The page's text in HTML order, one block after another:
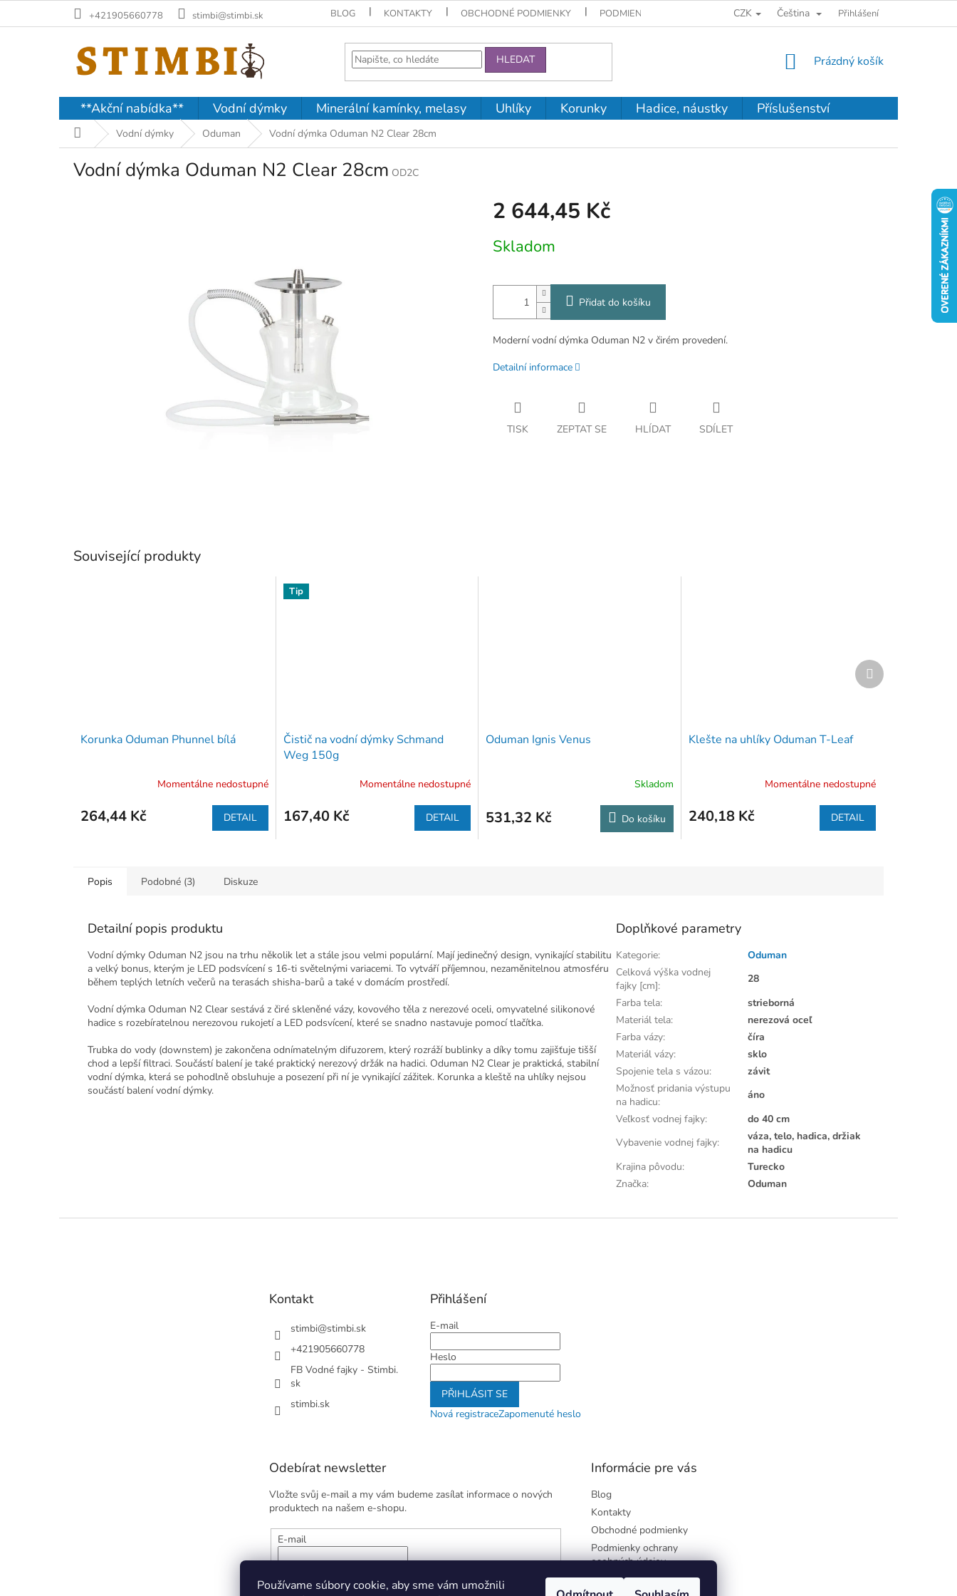
Používame súbory cookie, aby sme vám umožnili
+421905660778 stimbi@stimbi.sk BLOG KONTAKTY OBCHODNÉ PODMIENKY PODMIENKY OCHRANY OSOBNÝCH ÚDAJOV
CZK Čeština Přihlášení
HLEDAT
NÁKUPNÍ
Prázdný košík
**Akční nabídka** Vodní dýmky Minerální kamínky, melasy Uhlíky Korunky Hadice, náustky Příslušenství
Domů Vodní dýmky Oduman Vodní dýmka Oduman N2 Clear 28cm
Vodní dýmka Oduman N2 Clear 28cm OD2C
2 644,45 Kč
cena:
Skladom
Přidat do košíku
Moderní vodní dýmka Oduman N2 v čirém provedení.
Detailní informace
TISK ZEPTAT SE HLÍDAT SDÍLET
Související produkty
Korunka Oduman Phunnel bílá
Momentálne nedostupné
264,44 Kč DETAIL
Tip
Čistič na vodní dýmky Schmand
Weg 150g
Momentálne nedostupné
167,40 Kč DETAIL
Oduman Ignis Venus
Skladom
531,32 Kč Do košíku
Klešte na uhlíky Oduman T-Leaf
Momentálne nedostupné
240,18 Kč DETAIL
Další
produkt
Popis Podobné (3) Diskuze
Detailní popis produktu
Vodní dýmky Oduman N2 jsou na trhu několik let a stále jsou velmi populární. Mají jedinečný design, vynikající stabilitu
a velký bonus, kterým je LED podsvícení s 16-ti světelnými variacemi. To vytváří příjemnou, nezaměnitelnou atmosféru
během teplých letních večerů na terasách shisha-barů a také v domácím prostředí.
Vodní dýmka Oduman N2 Clear sestává z čiré skleněné vázy, kovového těla z nerezové oceli, omyvatelné silikonové
hadice s rozebíratelnou nerezovou rukojetí a LED podsvícení, které se snadno nastavuje pomocí tlačítka.
Trubka do vody (downstem) je zakončena odnímatelným difuzorem, který rozráží bublinky a díky tomu zajišťuje tišší
chod a lepší filtraci. Součástí balení je také praktický nerezový držák na hadici. Oduman N2 Clear je praktická, stabilní
vodní dýmka, která se pohodlně obsluhuje a posezení při ní je vynikající zážitek. Korunka a kleště na uhlíky nejsou
součástí balení vodní dýmky.
Doplňkové parametry
Kategorie:
Oduman
Celková výška vodnej
fajky [cm]:
28
Farba tela:
strieborná
Materiál tela:
nerezová oceľ
Farba vázy:
číra
Materiál vázy:
sklo
Spojenie tela s vázou:
závit
Možnosť pridania výstupu
na hadicu:
áno
Veľkosť vodnej fajky:
do 40 cm
Vybavenie vodnej fajky:
váza, telo, hadica, držiak
na hadicu
Krajina pôvodu:
Turecko
Značka: Oduman
Kontakt
stimbi@stimbi.sk
+421905660778
FB Vodné fajky - Stimbi.
sk
stimbi.sk
Přihlášení
E-mail
Heslo
PŘIHLÁSIT SE
Nová registraceZapomenuté heslo
Odebírat newsletter
Vložte svůj e-mail a my vám budeme zasílat informace o nových
produktech na našem e-shopu.
E-mail
údajov
Informácie pre vás
Blog
Kontakty
Obchodné podmienky
Podmienky ochrany
osobných údajov